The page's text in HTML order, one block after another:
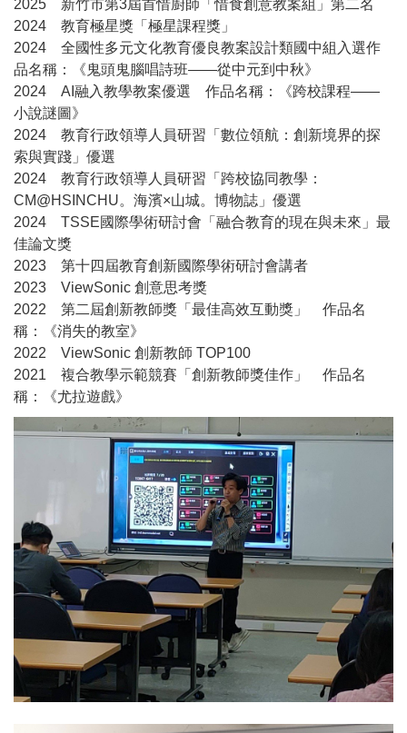
2025 新竹市第3屆首惜廚師「惜食創意教案組」第二名
2024 教育極星獎「極星課程獎」
2024 全國性多元文化教育優良教案設計類國中組入選作
品名稱：《鬼頭鬼腦唱詩班——從中元到中秋》
2024 AI融入教學教案優選 作品名稱：《跨校課程——
小說謎圖》
2024 教育行政領導人員研習「數位領航：創新境界的探
索與實踐」優選
2024 教育行政領導人員研習「跨校協同教學：
CM@HSINCHU。海濱×山城。博物誌」優選
2024 TSSE國際學術研討會「融合教育的現在與未來」最
佳論文獎
2023 第十四屆教育創新國際學術研討會講者
2023 ViewSonic 創意思考獎
2022 第二屆創新教師獎「最佳高效互動獎」 作品名
稱：《消失的教室》
2022 ViewSonic 創新教師 TOP100
2021 複合教學示範競賽「創新教師獎佳作」 作品名
稱：《尤拉遊戲》